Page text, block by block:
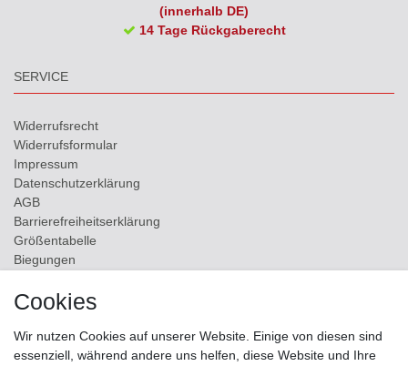
(innerhalb DE)
14 Tage Rückgaberecht
SERVICE
Widerrufs­recht
Widerrufs­formular
Impressum
Daten­schutz­erklärung
AGB
Barrierefreiheitserklärung
Größentabelle
Biegungen
Kontakt
ZAHLUNGSMÖGLICHKEITEN
Cookies
Wir nutzen Cookies auf unserer Website. Einige von diesen sind
essenziell, während andere uns helfen, diese Website und Ihre